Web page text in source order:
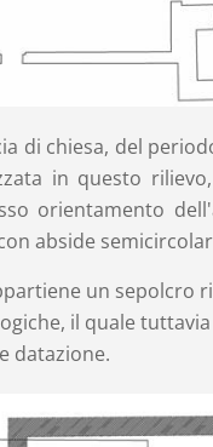
di chiesa, del
in questo
orientamento
abside
un sepolcro
il quale
datazione.